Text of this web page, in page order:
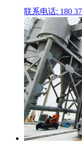
联系电话: 180